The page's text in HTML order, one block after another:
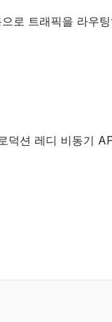
로 트래픽을 라우
덕션 레디 비동기